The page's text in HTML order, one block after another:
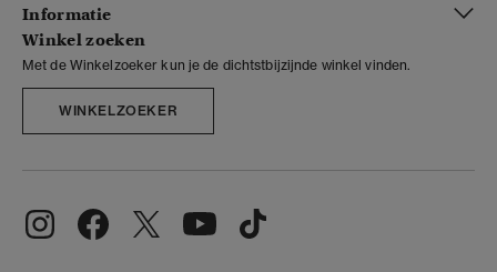
Informatie
Winkel zoeken
Met de Winkelzoeker kun je de dichtstbijzijnde winkel vinden.
WINKELZOEKER